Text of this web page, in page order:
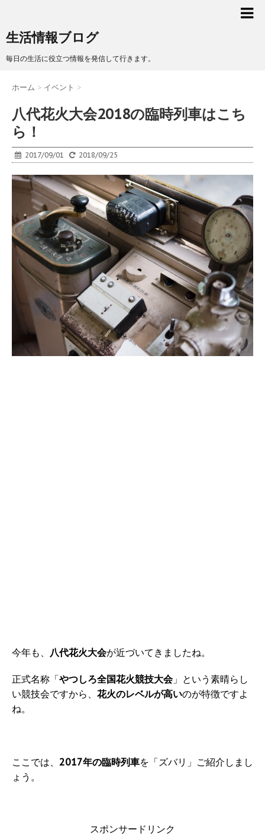
生活情報ブログ
毎日の生活に役立つ情報を発信して行きます。
ホーム > イベント >
八代花火大会2018の臨時列車はこち
ら！
2017/09/01 2018/09/25
今年も、 八代花火大会が近づいてきましたね。
正式名称「やつしろ全国花火競技大会」という素晴らし
い競技会ですから、 花火のレベルが高いのが特徴ですよ
ね。
ここでは、 2017年の臨時列車を「ズバリ」ご紹介しまし
ょう。
スポンサードリンク